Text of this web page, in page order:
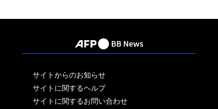
サイトからのお知らせ
サイトに関するヘルプ
サイトに関するお問い合わせ